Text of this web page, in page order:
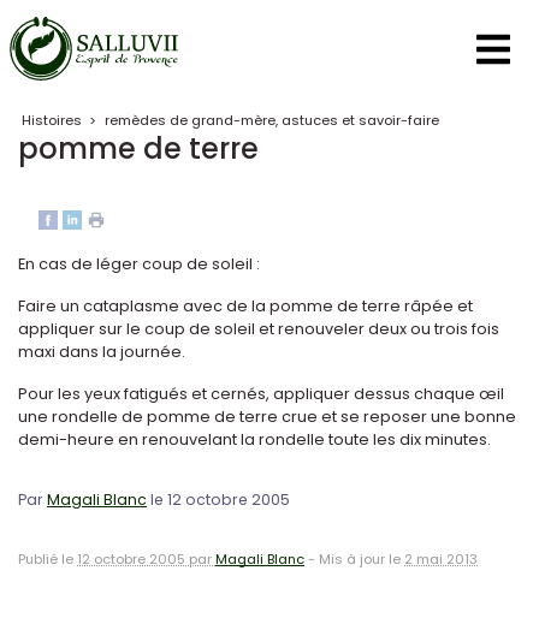
Panneau de gestion des cookies
Histoires > remèdes de grand-mère, astuces et savoir-faire
pomme de terre
En cas de léger coup de soleil :
Faire un cataplasme avec de la pomme de terre râpée et
appliquer sur le coup de soleil et renouveler deux ou trois fois
maxi dans la journée.
Pour les yeux fatigués et cernés, appliquer dessus chaque œil
une rondelle de pomme de terre crue et se reposer une bonne
demi-heure en renouvelant la rondelle toute les dix minutes.
ParMagali Blanc le 12 octobre 2005
Publié le 12 octobre 2005 parMagali Blanc- Mis à jour le 2 mai 2013